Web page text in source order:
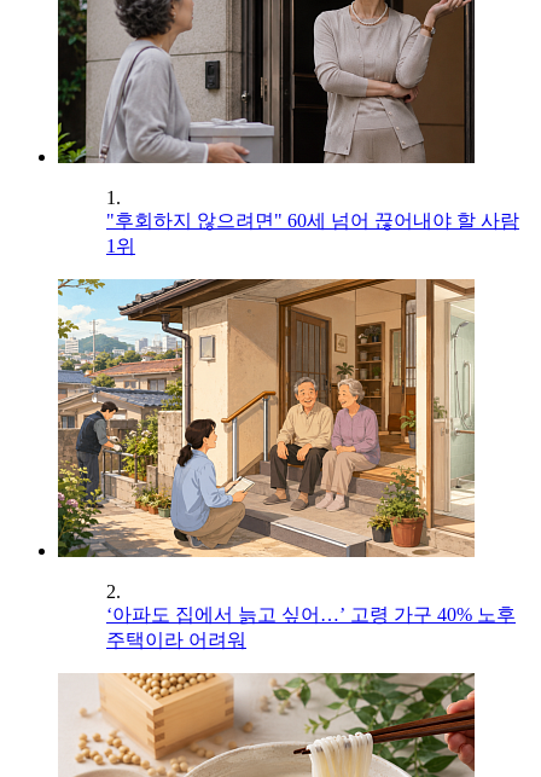
1.
"후회하지 않으려면" 60세 넘어 끊어내야 할 사람
1위
2.
‘아파도 집에서 늙고 싶어…’ 고령 가구 40% 노후
주택이라 어려워